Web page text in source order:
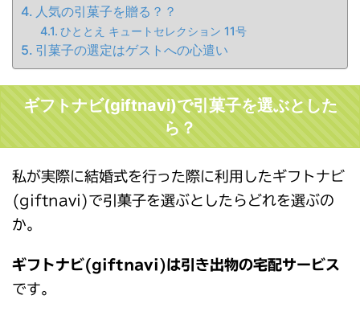
人気の引菓子を贈る？？
ひととえ キュートセレクション 11号
引菓子の選定はゲストへの心遣い
ギフトナビ(giftnavi)で引菓子を選ぶとした
ら？
私が実際に結婚式を行った際に利用したギフトナビ
(giftnavi)で引菓子を選ぶとしたらどれを選ぶの
か。
ギフトナビ(giftnavi)は引き出物の宅配サービス
です。